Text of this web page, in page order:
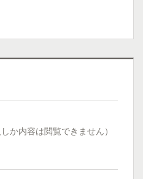
か内容は閲覧できません）